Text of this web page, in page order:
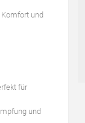
und
für
und